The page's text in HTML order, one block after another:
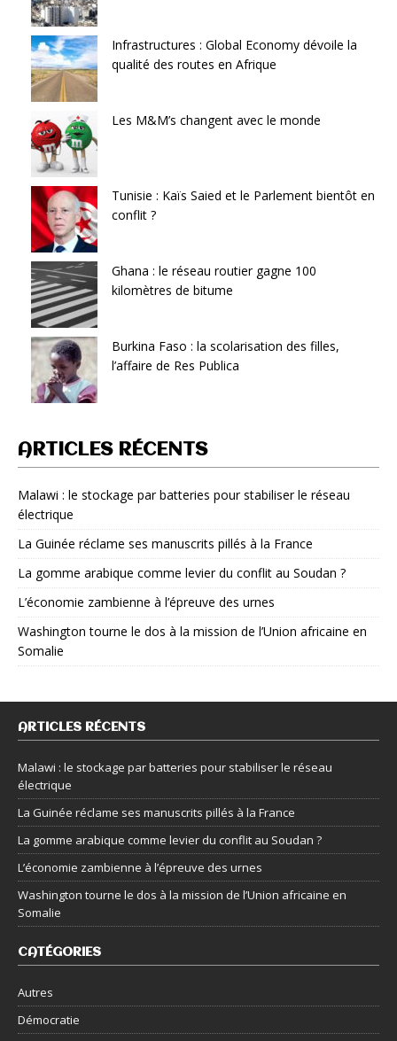
Infrastructures : Global Economy dévoile la
qualité des routes en Afrique
Les M&M’s changent avec le monde
Tunisie : Kaïs Saied et le Parlement bientôt en
conflit ?
Ghana : le réseau routier gagne 100
kilomètres de bitume
Burkina Faso : la scolarisation des filles,
l’affaire de Res Publica
ARTICLES RÉCENTS
Malawi : le stockage par batteries pour stabiliser le réseau
électrique
La Guinée réclame ses manuscrits pillés à la France
La gomme arabique comme levier du conflit au Soudan ?
L’économie zambienne à l’épreuve des urnes
Washington tourne le dos à la mission de l’Union africaine en
Somalie
ARTICLES RÉCENTS
Malawi : le stockage par batteries pour stabiliser le réseau
électrique
La Guinée réclame ses manuscrits pillés à la France
La gomme arabique comme levier du conflit au Soudan ?
L’économie zambienne à l’épreuve des urnes
Washington tourne le dos à la mission de l’Union africaine en
Somalie
CATÉGORIES
Autres
Démocratie